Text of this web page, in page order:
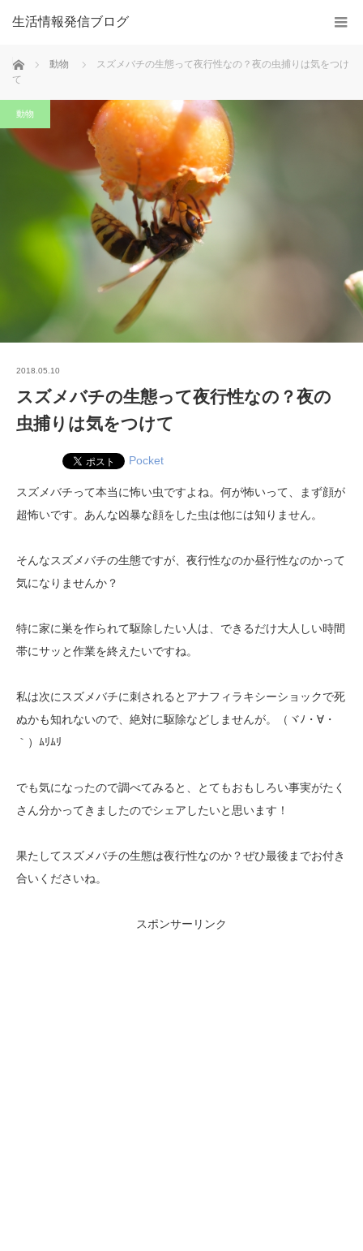
生活情報発信ブログ
ホーム 動物
スズメバチの生態って夜行性なの？夜の虫捕りは気をつけ
て
動物
2018.05.10
スズメバチの生態って夜行性なの？夜の
虫捕りは気をつけて
Pocket
スズメバチって本当に怖い虫ですよね。何が怖いって、まず顔が
超怖いです。あんな凶暴な顔をした虫は他には知りません。
そんなスズメバチの生態ですが、夜行性なのか昼行性なのかって
気になりませんか？
特に家に巣を作られて駆除したい人は、できるだけ大人しい時間
帯にサッと作業を終えたいですね。
私は次にスズメバチに刺されるとアナフィラキシーショックで死
ぬかも知れないので、絶対に駆除などしませんが。（ヾﾉ・∀・
｀）ﾑﾘﾑﾘ
でも気になったので調べてみると、とてもおもしろい事実がたく
さん分かってきましたのでシェアしたいと思います！
果たしてスズメバチの生態は夜行性なのか？ぜひ最後までお付き
合いくださいね。
スポンサーリンク